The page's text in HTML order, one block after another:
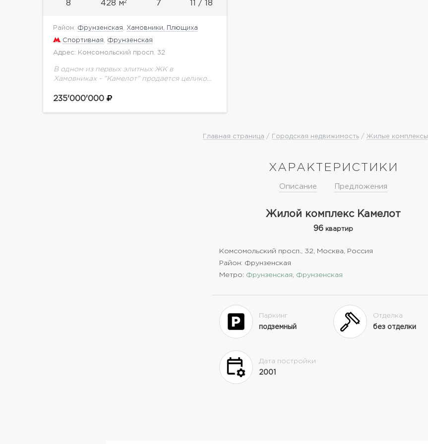
8 428 м2 7 11 / 18
Район: Фрунзенская, Хамовники, Плющиха
Спортивная, Фрунзенская
Адрес: Комсомольский просп. 32
В одном из первых элитных ЖК в
Хамовниках - "Камелот" продается целиком
характеристикам 11-й этаж! Если не
235'000'000
Главная страница / Городская недвижимость/ Жилые комплексы
ХАРАКТЕРИСТИКИ
Описание Предложения
Жилой комплекс Камелот
96 квартир
Комсомольский просп., 32, Москва, Россия
Район: Фрунзенская
Метро: Фрунзенская Фрунзенская
Паркинг
подземный
Отделка
без отделки
Дата постройки
2001